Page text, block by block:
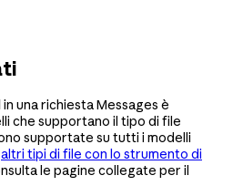
in una richiesta Messages è
che supportano il tipo di file
supportate su tutti i modelli
altri tipi di file con lo strumento di
le pagine collegate per il